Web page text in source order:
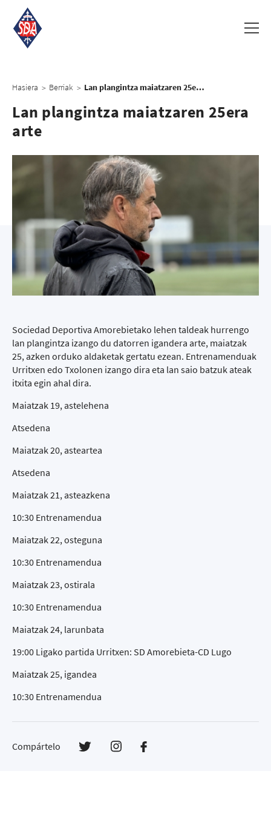
Hasiera > Berriak > Lan plangintza maiatzaren 25era arte
Lan plangintza maiatzaren 25era
arte
Sociedad Deportiva Amorebietako lehen taldeak hurrengo
lan plangintza izango du datorren igandera arte, maiatzak
25, azken orduko aldaketak gertatu ezean. Entrenamenduak
Urritxen edo Txolonen izango dira eta lan saio batzuk ateak
itxita egin ahal dira.
Maiatzak 19, astelehena
Atsedena
Maiatzak 20, asteartea
Atsedena
Maiatzak 21, asteazkena
10:30 Entrenamendua
Maiatzak 22, osteguna
10:30 Entrenamendua
Maiatzak 23, ostirala
10:30 Entrenamendua
Maiatzak 24, larunbata
19:00 Ligako partida Urritxen: SD Amorebieta-CD Lugo
Maiatzak 25, igandea
10:30 Entrenamendua
Compártelo